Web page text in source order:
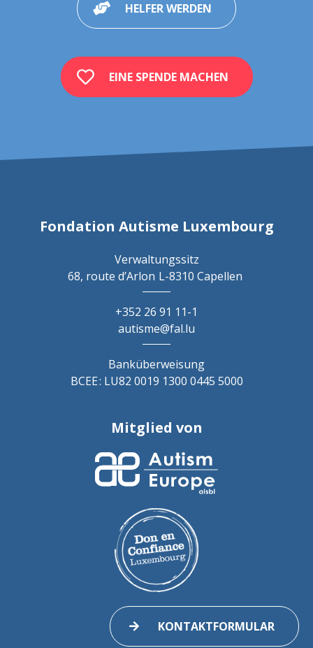
HELFER WERDEN
EINE SPENDE MACHEN
Fondation Autisme Luxembourg
Verwaltungssitz
68, route d’Arlon L-8310 Capellen
+352 26 91 11-1
autisme@fal.lu
Banküberweisung
BCEE : LU82 0019 1300 0445 5000
Mitglied von
KONTAKTFORMULAR